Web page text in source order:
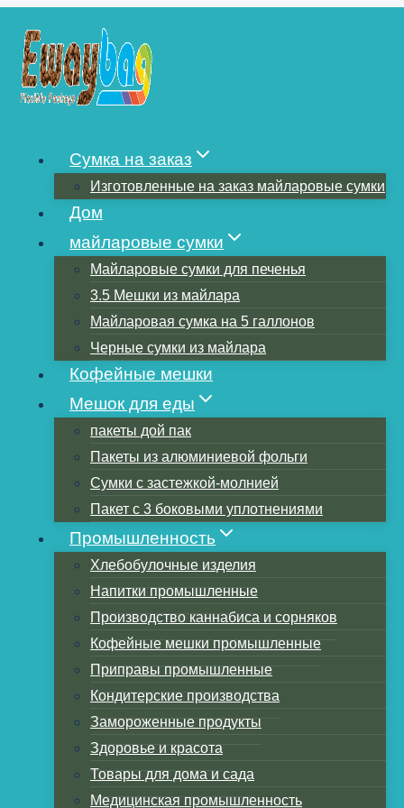
содержимому
Сумка на заказ
Изготовленные на заказ майларовые сумки
Дом
майларовые сумки
Майларовые сумки для печенья
3.5 Мешки из майлара
Майларовая сумка на 5 галлонов
Черные сумки из майлара
Кофейные мешки
Мешок для еды
пакеты дой пак
Пакеты из алюминиевой фольги
Сумки с застежкой-молнией
Пакет с 3 боковыми уплотнениями
Промышленность
Хлебобулочные изделия
Напитки промышленные
Производство каннабиса и сорняков
Кофейные мешки промышленные
Приправы промышленные
Кондитерские производства
Замороженные продукты
Здоровье и красота
Товары для дома и сада
Медицинская промышленность
ПОЛИЭТИЛЕНОВЫЙ
ПАКЕТ
Оглавление
1.Что такое полиэтиленовый пакет?
2.Что означает полиэтиленовый пакет?
3.10 виды распространенных
полиэтиленовых пакетов и их
применение, особенности
4.Процесс производства
полиэтиленового плоского мешка
6. Преимущества полиэтиленового
плоского мешка
7.Как решить проблемы упаковки